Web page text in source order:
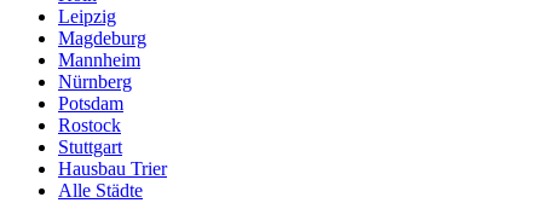
Leipzig
Magdeburg
Mannheim
Nürnberg
Potsdam
Rostock
Stuttgart
Hausbau Trier
Alle Städte